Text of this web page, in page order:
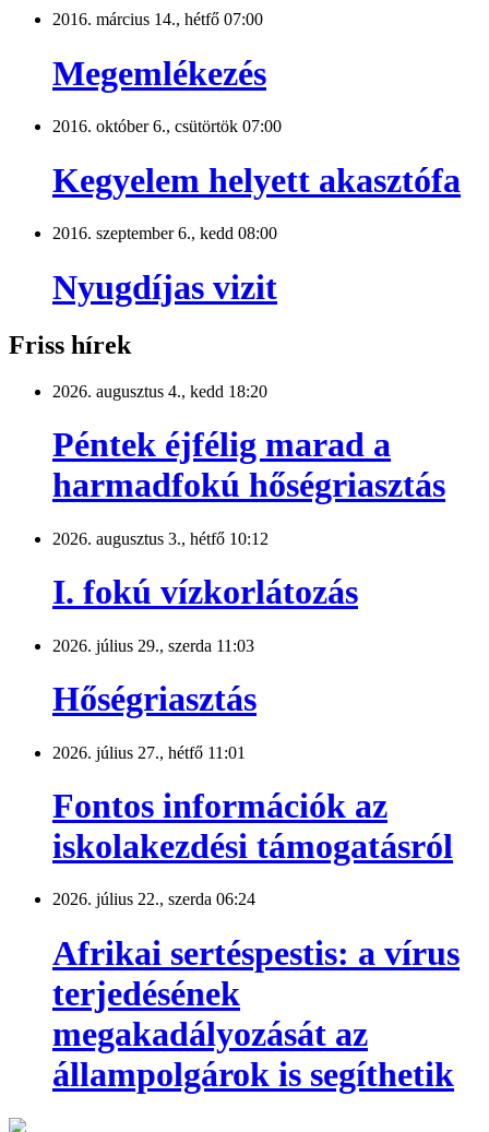
2016. március 14., hétfő 07:00
Megemlékezés
2016. október 6., csütörtök 07:00
Kegyelem helyett akasztófa
2016. szeptember 6., kedd 08:00
Nyugdíjas vizit
Friss hírek
2026. augusztus 4., kedd 18:20
Péntek éjfélig marad a
harmadfokú hőségriasztás
2026. augusztus 3., hétfő 10:12
I. fokú vízkorlátozás
2026. július 29., szerda 11:03
Hőségriasztás
2026. július 27., hétfő 11:01
Fontos információk az
iskolakezdési támogatásról
2026. július 22., szerda 06:24
Afrikai sertéspestis: a vírus
terjedésének
megakadályozását az
állampolgárok is segíthetik